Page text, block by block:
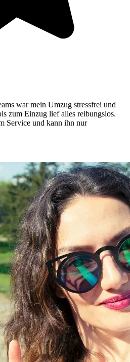
war mein Umzug stressfrei und
zum Einzug lief alles reibungslos.
Service und kann ihn nur